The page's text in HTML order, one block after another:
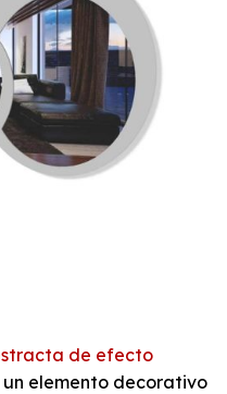
de efecto
un elemento decorativo